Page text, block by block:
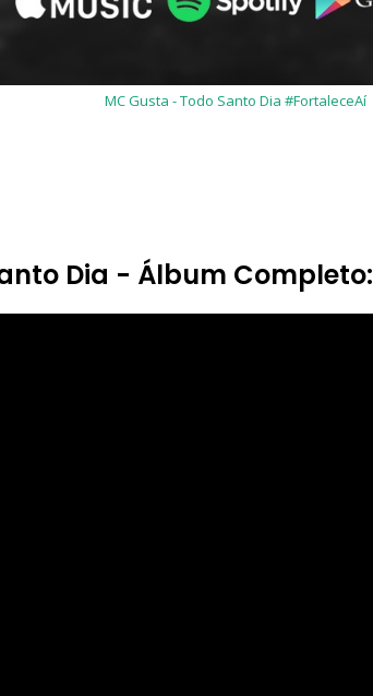
MC Gusta - Todo Santo Dia #FortaleceAí
Dia - Álbum Completo: